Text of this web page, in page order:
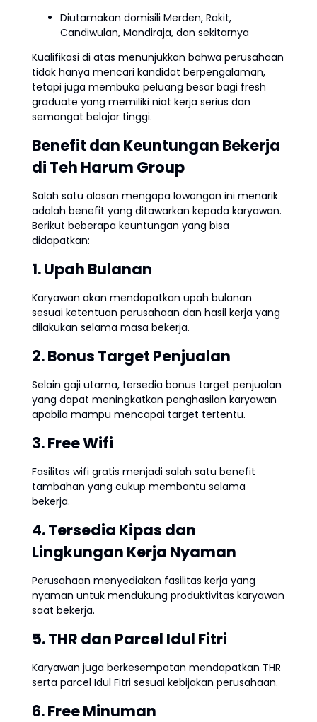
Diutamakan domisili Merden, Rakit,
Candiwulan, Mandiraja, dan sekitarnya
Kualifikasi di atas menunjukkan bahwa perusahaan
tidak hanya mencari kandidat berpengalaman,
tetapi juga membuka peluang besar bagi fresh
graduate yang memiliki niat kerja serius dan
semangat belajar tinggi.
Benefit dan Keuntungan Bekerja
di Teh Harum Group
Salah satu alasan mengapa lowongan ini menarik
adalah benefit yang ditawarkan kepada karyawan.
Berikut beberapa keuntungan yang bisa
didapatkan:
1. Upah Bulanan
Karyawan akan mendapatkan upah bulanan
sesuai ketentuan perusahaan dan hasil kerja yang
dilakukan selama masa bekerja.
2. Bonus Target Penjualan
Selain gaji utama, tersedia bonus target penjualan
yang dapat meningkatkan penghasilan karyawan
apabila mampu mencapai target tertentu.
3. Free Wifi
Fasilitas wifi gratis menjadi salah satu benefit
tambahan yang cukup membantu selama
bekerja.
4. Tersedia Kipas dan
Lingkungan Kerja Nyaman
Perusahaan menyediakan fasilitas kerja yang
nyaman untuk mendukung produktivitas karyawan
saat bekerja.
5. THR dan Parcel Idul Fitri
Karyawan juga berkesempatan mendapatkan THR
serta parcel Idul Fitri sesuai kebijakan perusahaan.
6. Free Minuman